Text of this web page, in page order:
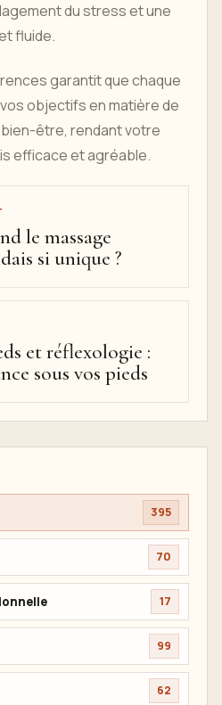
du stress et une
fluide.
garantit que chaque
objectifs en matière de
être, rendant votre
efficace et agréable.
le massage
si unique ?
et réflexologie :
sous vos pieds
395
70
17
99
62